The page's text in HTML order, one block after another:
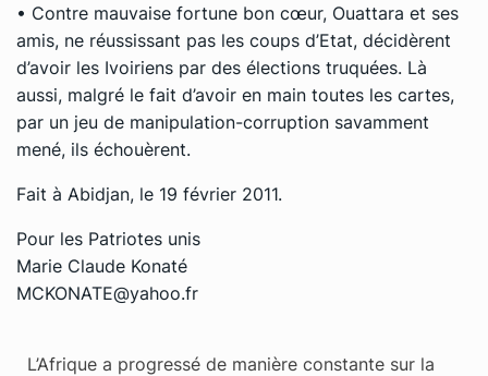
• Contre mauvaise fortune bon cœur, Ouattara et ses
amis, ne réussissant pas les coups d’Etat, décidèrent
d’avoir les Ivoiriens par des élections truquées. Là
aussi, malgré le fait d’avoir en main toutes les cartes,
par un jeu de manipulation-corruption savamment
mené, ils échouèrent.
Fait à Abidjan, le 19 février 2011.
Pour les Patriotes unis
Marie Claude Konaté
MCKONATE@yahoo.fr
L’Afrique a progressé de manière constante sur la